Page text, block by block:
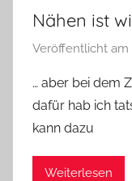
Nähen ist
Veröffentlicht am
… aber bei dem
dafür hab ich
kann dazu
Weiterlesen